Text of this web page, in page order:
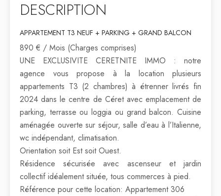
DESCRIPTION
APPARTEMENT T3 NEUF + PARKING + GRAND BALCON
890 € / Mois (Charges comprises)
UNE EXCLUSIVITE CERETNITE IMMO : notre
agence vous propose à la location plusieurs
appartements T3 (2 chambres) à étrenner livrés fin
2024 dans le centre de Céret avec emplacement de
parking, terrasse ou loggia ou grand balcon. Cuisine
aménagée ouverte sur séjour, salle d’eau à l’Italienne,
wc indépendant, climatisation.
Orientation soit Est soit Ouest.
Résidence sécurisée avec ascenseur et jardin
collectif idéalement située, tous commerces à pied.
Référence pour cette location: Appartement 306